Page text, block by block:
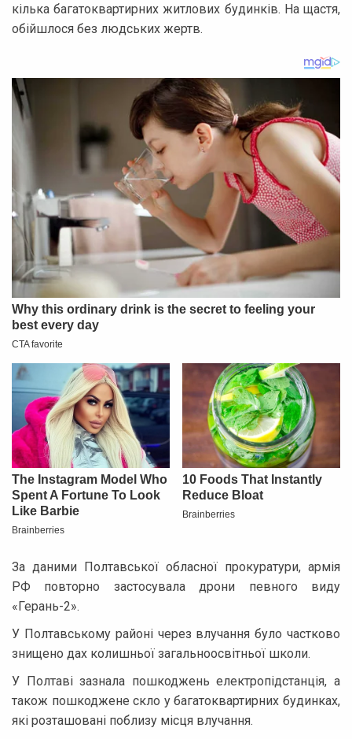
кілька багатоквартирних житлових будинків. На щастя,
обійшлося без людських жертв.
За даними Полтавської обласної прокуратури, армія
РФ повторно застосувала дрони певного виду
«Герань-2».
У Полтавському районі через влучання було частково
знищено дах колишньої загальноосвітньої школи.
У Полтаві зазнала пошкоджень електропідстанція, а
також пошкоджене скло у багатоквартирних будинках,
які розташовані поблизу місця влучання.